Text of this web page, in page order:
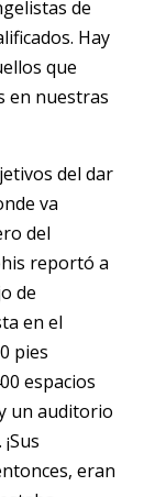
de
Hay
que
en nuestras
del dar
va
del
reportó a
de
en el
pies
espacios
un auditorio
eran